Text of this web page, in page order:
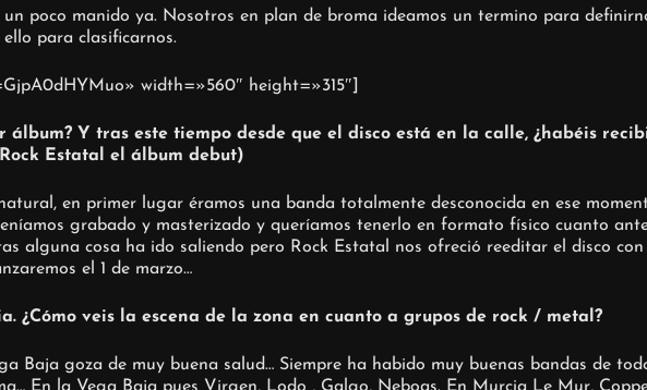
poco manido ya. Nosotros en plan de broma ideamos un termino para
para clasificarnos.
width=»560″ height=»315″]
álbum? Y tras este tiempo desde que el disco está en la calle, ¿habéis
Estatal el álbum debut)
en primer lugar éramos una banda totalmente desconocida en ese
grabado y masterizado y queríamos tenerlo en formato físico cuanto
alguna cosa ha ido saliendo pero Rock Estatal nos ofreció reeditar el disco
el 1 de marzo…
¿Cómo veis la escena de la zona en cuanto a grupos de rock / metal?
Baja goza de muy buena salud… Siempre ha habido muy buenas bandas de